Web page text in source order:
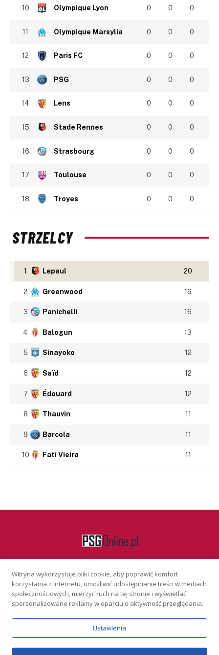
10 Olympique Lyon 0 0 0
11 Olympique Marsylia 0 0 0
12 Paris FC 0 0 0
13 PSG 0 0 0
14 Lens 0 0 0
15 Stade Rennes 0 0 0
16 Strasbourg 0 0 0
17 Toulouse 0 0 0
18 Troyes 0 0 0
STRZELCY
1 Lepaul 20
2 Greenwood 16
3 Panichelli 16
4 Balogun 13
5 Sinayoko 12
6 Saïd 12
7 Édouard 12
8 Thauvin 11
9 Barcola 11
10 Fati Vieira 11
Facebook
KONTAKT REKLAMA POLITYKA PRYWATNOŚCI
Serwis wyłącznie dla osób powyżej 18 lat. Hazard może uzależniać.
Graj odpowiedzialnie.Szczegóły
Copyright © 2026 PSGonline.pl
Witryna wykorzystuje pliki cookie, aby poprawić komfort
korzystania z Internetu, umożliwić udostępnianie treści w mediach
społecznościowych, mierzyć ruch na tej stronie i wyświetlać
spersonalizowane reklamy w oparciu o aktywność przeglądania.
Ustawienia